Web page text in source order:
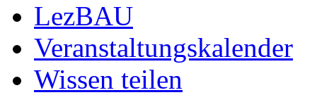
LezBAU
Veranstaltungskalender
Wissen teilen